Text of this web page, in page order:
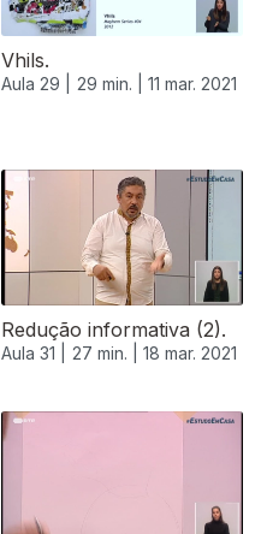
Vhils.
Aula 29 | 29 min. | 11 mar. 2021
Redução informativa (2).
Aula 31 | 27 min. | 18 mar. 2021